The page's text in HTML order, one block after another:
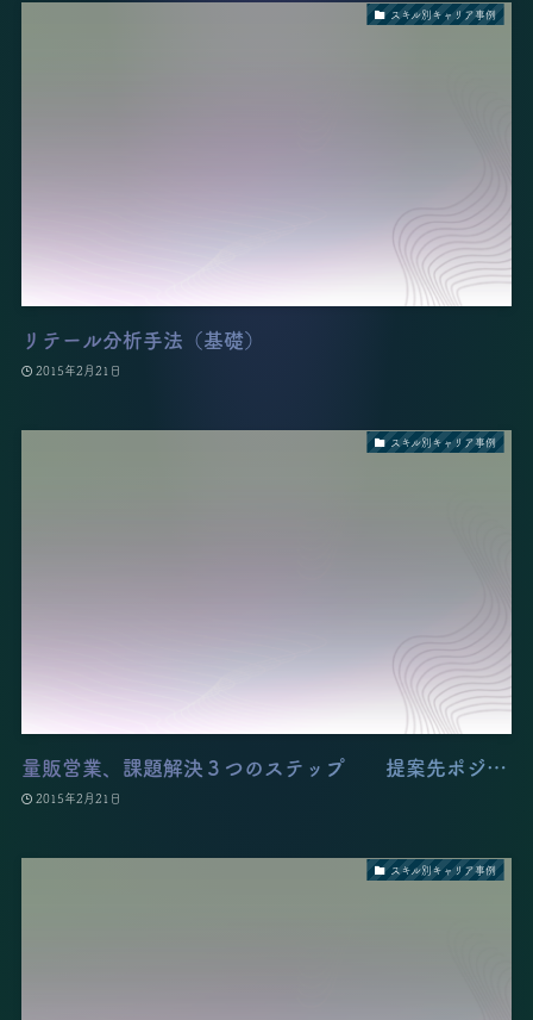
スキル別キャリア事例
リテール分析手法（基礎）
2015年2月21日
スキル別キャリア事例
量販営業、課題解決３つのステップ 提案先ポジ…
2015年2月21日
スキル別キャリア事例